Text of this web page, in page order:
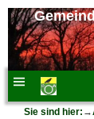
Sie sind hier: →